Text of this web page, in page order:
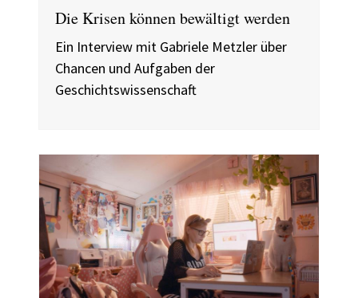
Die Krisen können bewältigt werden
Ein Interview mit Gabriele Metzler über
Chancen und Aufgaben der
Geschichtswissenschaft